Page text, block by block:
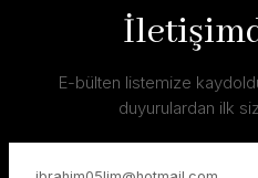
E-bülten listemize
duyurulardan ilk